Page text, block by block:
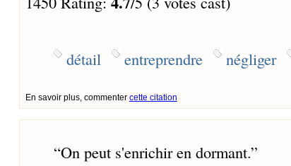
détail entreprendre négliger
En savoir plus, commenter cette citation
“On peut s'enrichir en dormant.”